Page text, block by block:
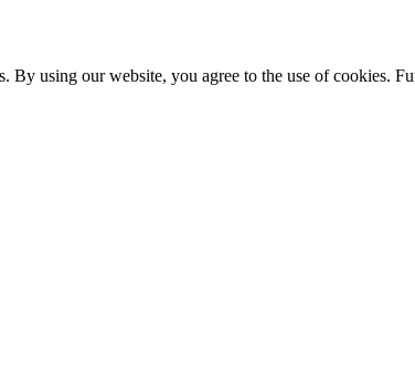
using our website, you agree to the use of cookies.